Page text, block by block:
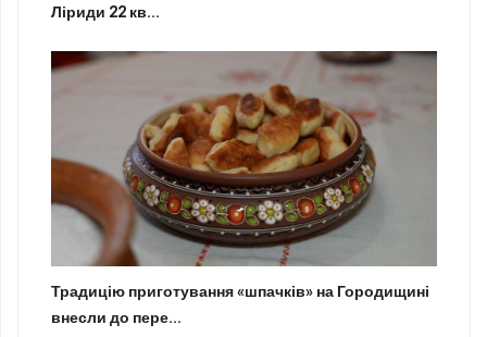
Ліриди 22 кв...
Традицію приготування «шпачків» на Городищині
внесли до пере...